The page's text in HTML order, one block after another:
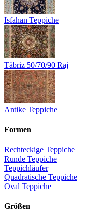
Isfahan Teppiche
Täbriz 50/70/90 Raj
Antike Teppiche
Formen
Rechteckige Teppiche
Runde Teppiche
Teppichläufer
Quadratische Teppiche
Oval Teppiche
Größen